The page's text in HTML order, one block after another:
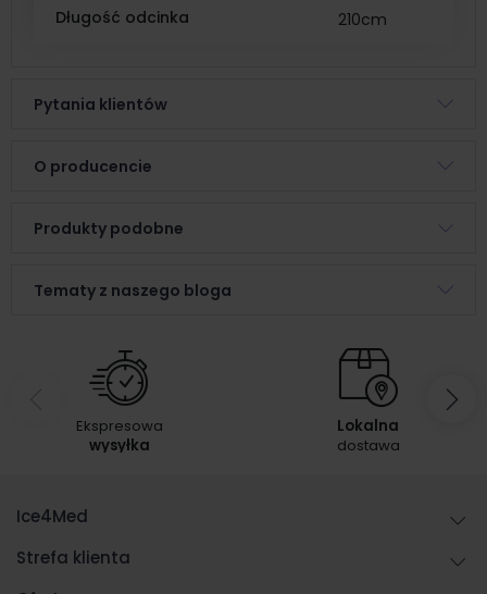
Długość odcinka 210cm
Pytania klientów
O producencie
Produkty podobne
Tematy z naszego bloga
Ekspresowa
wysyłka
Lokalna
dostawa
Ice4Med
Strefa klienta